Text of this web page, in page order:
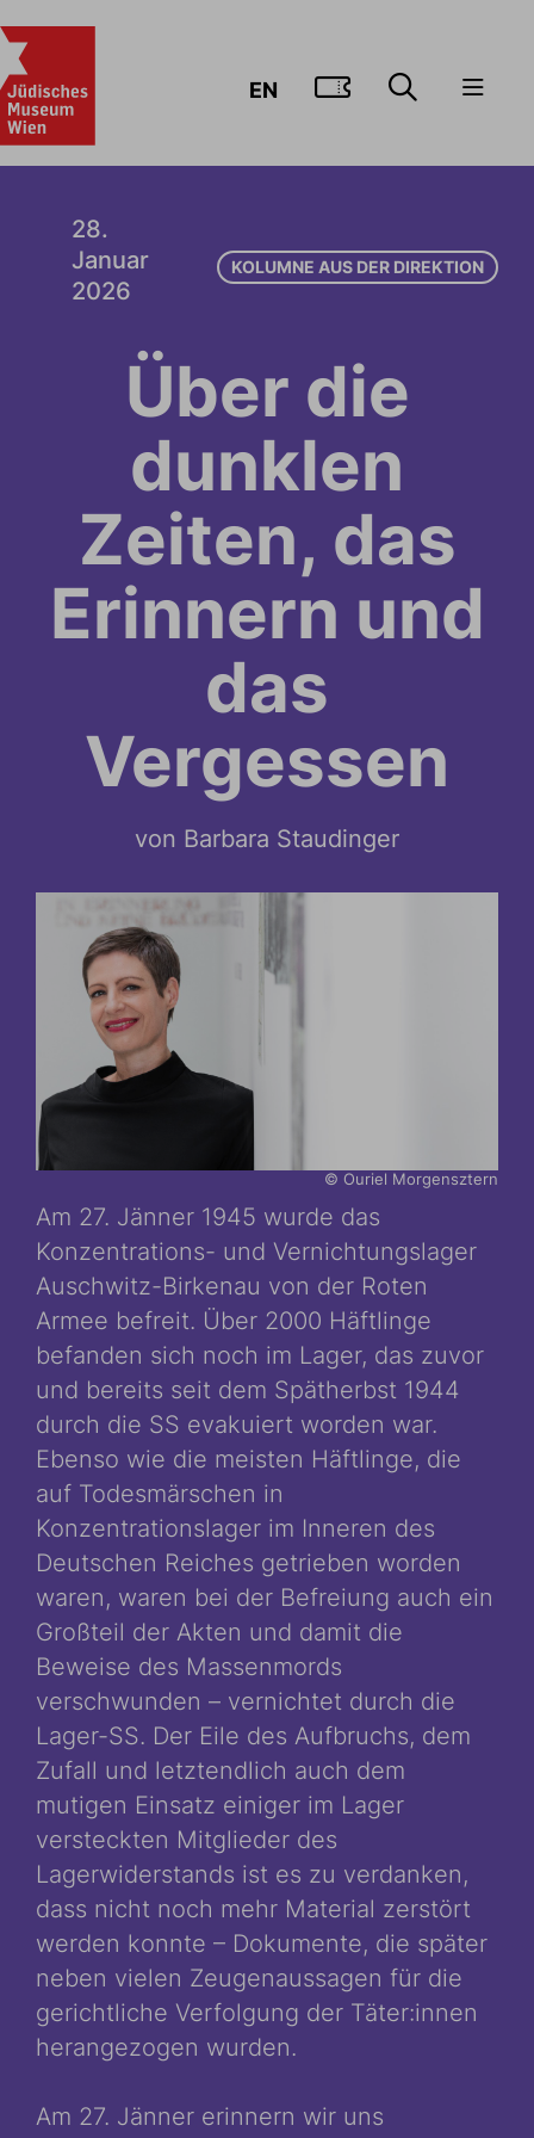
EN ZUM
28.
Januar
2026
KOLUMNE AUS DER DIREKTION
Über die
dunklen
Zeiten, das
Erinnern und
das
Vergessen
von Barbara Staudinger
© Ouriel Morgensztern
Am 27. Jänner 1945 wurde das
Konzentrations- und Vernichtungslager
Auschwitz-Birkenau von der Roten
Armee befreit. Über 2000 Häftlinge
befanden sich noch im Lager, das zuvor
und bereits seit dem Spätherbst 1944
durch die SS evakuiert worden war.
Ebenso wie die meisten Häftlinge, die
auf Todesmärschen in
Konzentrationslager im Inneren des
Deutschen Reiches getrieben worden
waren, waren bei der Befreiung auch ein
Großteil der Akten und damit die
Beweise des Massenmords
verschwunden – vernichtet durch die
Lager-SS. Der Eile des Aufbruchs, dem
Zufall und letztendlich auch dem
mutigen Einsatz einiger im Lager
versteckten Mitglieder des
Lagerwiderstands ist es zu verdanken,
dass nicht noch mehr Material zerstört
werden konnte – Dokumente, die später
neben vielen Zeugenaussagen für die
gerichtliche Verfolgung der Täter:innen
herangezogen wurden.
Am 27. Jänner erinnern wir uns